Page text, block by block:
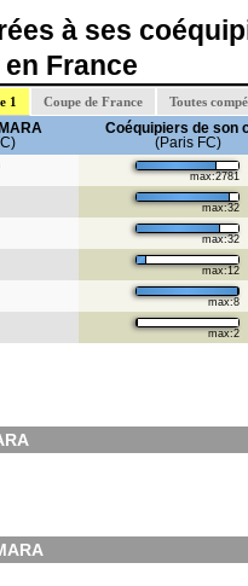
à ses
France
1 Coupe de France Toutes
Coéquipiers de son
(Paris FC)
max:2781
max:32
max:32
max:12
max:8
max:2